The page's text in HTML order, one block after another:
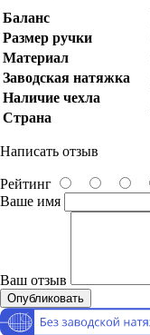
Баланс
Размер ручки
Материал
Заводская натяжка
Наличие чехла
Страна
Написать отзыв
Рейтинг
Ваше имя
Ваш отзыв
Опубликовать